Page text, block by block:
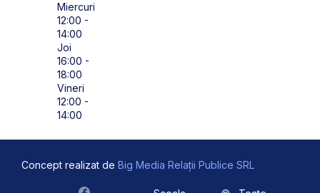
Miercuri
12:00 -
14:00
Joi
16:00 -
18:00
Vineri
12:00 -
14:00
Concept realizat de Big Media Relații Publice SRL